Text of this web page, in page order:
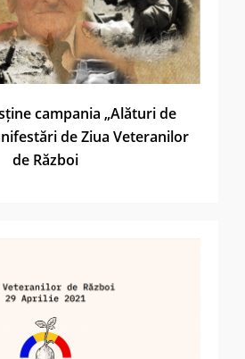
campania „Alături de
de Ziua Veteranilor
de Război